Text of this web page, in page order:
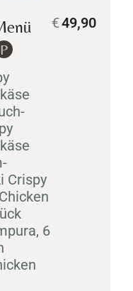
P
Crispy
, 6
49,90
€